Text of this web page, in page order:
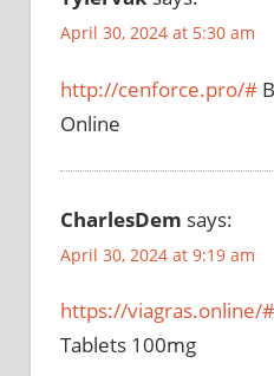
April 30, 2024 at 5:30 am
http://cenforce.pro/#
Online
CharlesDem says:
April 30, 2024 at 9:19 am
https://viagras.online/#
Tablets 100mg